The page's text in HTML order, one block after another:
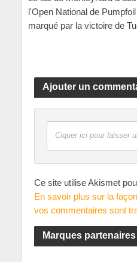
l'Open National de
marqué par la victoire de
Ajouter un
Ciquer ici pour laisser
Ce site utilise Akismet
En savoir plus sur la
vos commentaires sont
Marques partenaires